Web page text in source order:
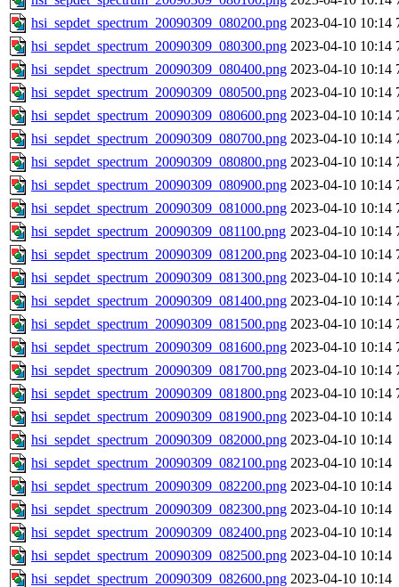
hsi_sepdet_spectrum_20090309_080200.png 2023-04-10 10:14
hsi_sepdet_spectrum_20090309_080300.png 2023-04-10 10:14
hsi_sepdet_spectrum_20090309_080400.png 2023-04-10 10:14
hsi_sepdet_spectrum_20090309_080500.png 2023-04-10 10:14
hsi_sepdet_spectrum_20090309_080600.png 2023-04-10 10:14
hsi_sepdet_spectrum_20090309_080700.png 2023-04-10 10:14
hsi_sepdet_spectrum_20090309_080800.png 2023-04-10 10:14
hsi_sepdet_spectrum_20090309_080900.png 2023-04-10 10:14
hsi_sepdet_spectrum_20090309_081000.png 2023-04-10 10:14
hsi_sepdet_spectrum_20090309_081100.png 2023-04-10 10:14
hsi_sepdet_spectrum_20090309_081200.png 2023-04-10 10:14
hsi_sepdet_spectrum_20090309_081300.png 2023-04-10 10:14
hsi_sepdet_spectrum_20090309_081400.png 2023-04-10 10:14
hsi_sepdet_spectrum_20090309_081500.png 2023-04-10 10:14
hsi_sepdet_spectrum_20090309_081600.png 2023-04-10 10:14
hsi_sepdet_spectrum_20090309_081700.png 2023-04-10 10:14
hsi_sepdet_spectrum_20090309_081800.png 2023-04-10 10:14
hsi_sepdet_spectrum_20090309_081900.png 2023-04-10 10:14
hsi_sepdet_spectrum_20090309_082000.png 2023-04-10 10:14
hsi_sepdet_spectrum_20090309_082100.png 2023-04-10 10:14
hsi_sepdet_spectrum_20090309_082200.png 2023-04-10 10:14
hsi_sepdet_spectrum_20090309_082300.png 2023-04-10 10:14
hsi_sepdet_spectrum_20090309_082400.png 2023-04-10 10:14
hsi_sepdet_spectrum_20090309_082500.png 2023-04-10 10:14
hsi_sepdet_spectrum_20090309_082600.png 2023-04-10 10:14